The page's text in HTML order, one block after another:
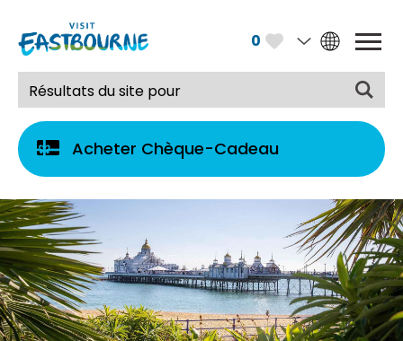
0
Acheter Chèque-Cadeau